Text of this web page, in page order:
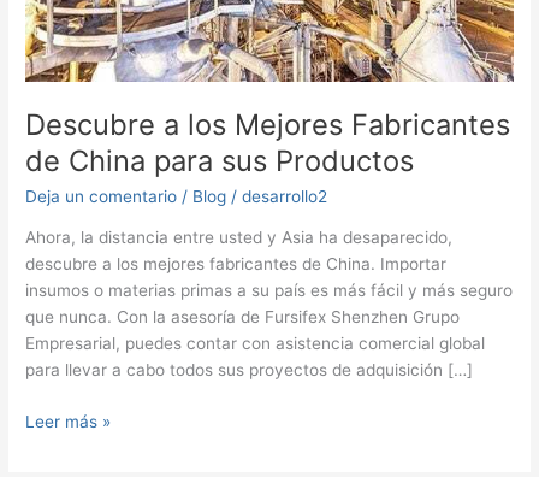
Descubre a los Mejores Fabricantes
de China para sus Productos
Deja un comentario / Blog /desarrollo2
Ahora, la distancia entre usted y Asia ha desaparecido,
descubre a los mejores fabricantes de China. Importar
insumos o materias primas a su país es más fácil y más seguro
que nunca. Con la asesoría de Fursifex Shenzhen Grupo
Empresarial, puedes contar con asistencia comercial global
para llevar a cabo todos sus proyectos de adquisición […]
Descubre
Leer más »